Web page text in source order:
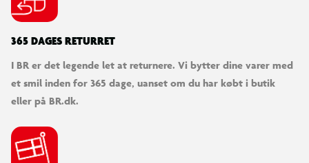
Designet til brug sammen med poolpumpe
Bemærk, at adaptere, indløb, udløb og si til andre
slangestørrelser, såsom 38 mm, ikke medfølger.
365 DAGES RETURRET
I BR er det legende let at returnere. Vi bytter dine varer med
et smil inden for 365 dage, uanset om du har købt i butik
eller på BR.dk.